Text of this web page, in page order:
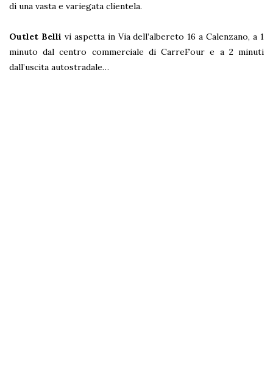
di una vasta e variegata clientela.
Outlet Belli vi aspetta in Via dell’albereto 16 a Calenzano, a 1
minuto dal centro commerciale di CarreFour e a 2 minuti
dall’uscita autostradale…